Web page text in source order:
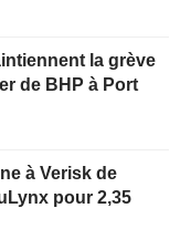
la grève
de BHP à Port
à Verisk de
pour 2,35